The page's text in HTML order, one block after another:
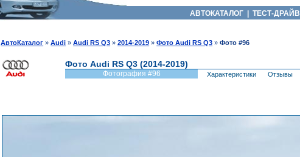
АВТОКАТАЛОГ ТЕСТ-ДРАЙВ
АвтоКаталог »Audi »Audi RS Q3 »2014-2019 »Фото Audi RS Q3 »Фото #96
Фото Audi RS Q3 (2014-2019)
Фотография #96 Характеристики Отзывы